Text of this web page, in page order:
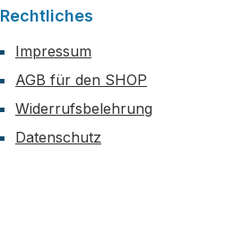
Rechtliches
Impressum
AGB für den SHOP
Widerrufsbelehrung
Datenschutz